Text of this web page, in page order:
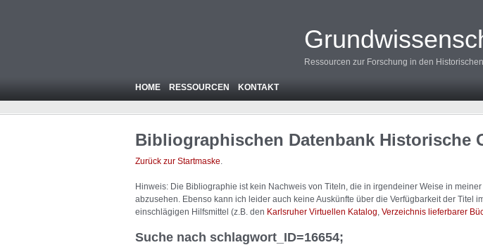
Ressourcen zur Forschung in den
HOME RESSOURCEN KONTAKT
Bibliographischen Datenbank Historische
Zurück zur Startmaske.
Hinweis: Die Bibliographie ist kein Nachweis von Titeln, die in irgendeiner Weise in
abzusehen. Ebenso kann ich leider auch keine Auskünfte über die Verfügbarkeit der Titel
einschlägigen Hilfsmittel (z.B. den Karlsruher Virtuellen Katalog Verzeichnis lieferbarer
Suche nach schlagwort_ID=16654;